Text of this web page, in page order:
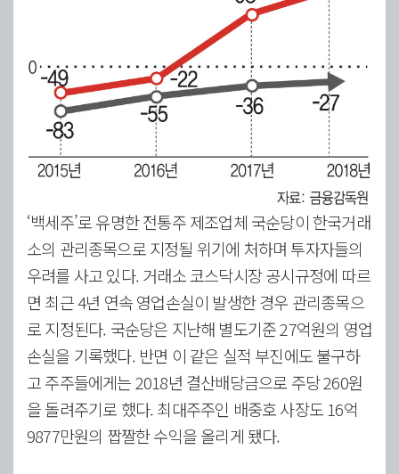
‘백세주’로 유명한 전통주 제조업체 국순당이 한국거래
소의 관리종목으로 지정될 위기에 처하며 투자자들의
우려를 사고 있다. 거래소 코스닥시장 공시규정에 따르
면 최근 4년 연속 영업손실이 발생한 경우 관리종목으
로 지정된다. 국순당은 지난해 별도기준 27억원의 영업
손실을 기록했다. 반면 이 같은 실적 부진에도 불구하
고 주주들에게는 2018년 결산배당금으로 주당 260원
을 돌려주기로 했다. 최대주주인 배중호 사장도 16억
9877만원의 짭짤한 수익을 올리게 됐다.